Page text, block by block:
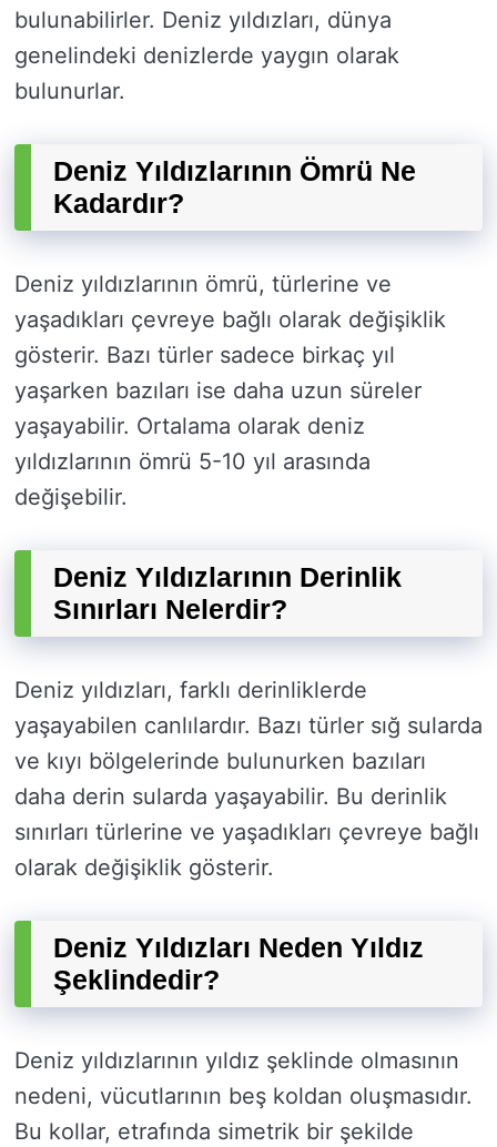
bulunabilirler. Deniz yıldızları, dünya
genelindeki denizlerde yaygın olarak
bulunurlar.
Deniz Yıldızlarının Ömrü Ne
Kadardır?
Deniz yıldızlarının ömrü, türlerine ve
yaşadıkları çevreye bağlı olarak değişiklik
gösterir. Bazı türler sadece birkaç yıl
yaşarken bazıları ise daha uzun süreler
yaşayabilir. Ortalama olarak deniz
yıldızlarının ömrü 5-10 yıl arasında
değişebilir.
Deniz Yıldızlarının Derinlik
Sınırları Nelerdir?
Deniz yıldızları, farklı derinliklerde
yaşayabilen canlılardır. Bazı türler sığ sularda
ve kıyı bölgelerinde bulunurken bazıları
daha derin sularda yaşayabilir. Bu derinlik
sınırları türlerine ve yaşadıkları çevreye bağlı
olarak değişiklik gösterir.
Deniz Yıldızları Neden Yıldız
Şeklindedir?
Deniz yıldızlarının yıldız şeklinde olmasının
nedeni, vücutlarının beş koldan oluşmasıdır.
Bu kollar, etrafında simetrik bir şekilde